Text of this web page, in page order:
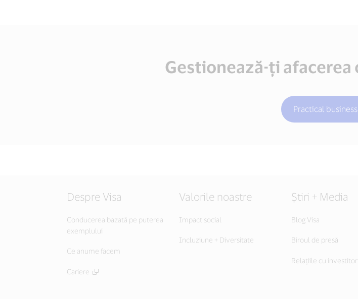
Gestionează-ți afacerea
Practical
Despre Visa
Conducerea bazată pe puterea
exemplului
Ce anume facem
Cariere
Valorile noastre
Impact social
Incluziune + Diversitate
Știri + Media
Blog Visa
Biroul de presă
Relațiile cu